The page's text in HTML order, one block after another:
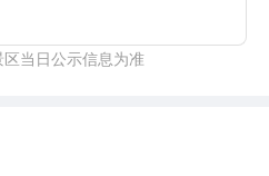
当日公示信息为准